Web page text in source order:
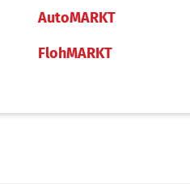
AutoMARKT
FlohMARKT